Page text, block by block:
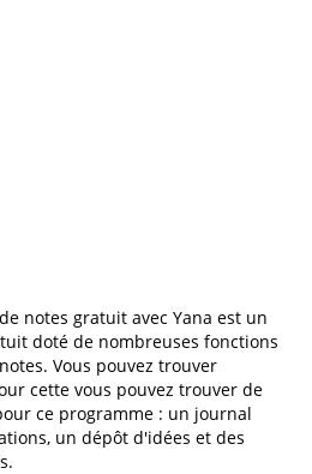
notes gratuit avec Yana est un
doté de nombreuses fonctions
Vous pouvez trouver
cette vous pouvez trouver de
ce programme : un journal
un dépôt d'idées et des